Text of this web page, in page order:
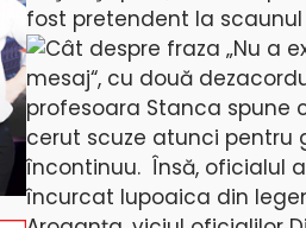
fost pretendent la scaunul
Cât despre fraza „Nu a
mesaj“, cu două
profesoara Stanca spune
cerut scuze atunci pentru
încontinuu. Însă, oficialul
încurcat lupoaica din